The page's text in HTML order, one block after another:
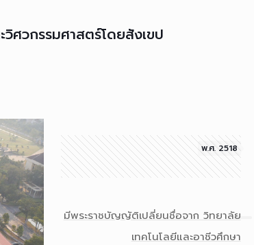
ศวกรรมศาสตร์โดยสังเขป
พ.ศ. 2518
มีพระราชบัญญัติเปลี่ยนชื่อจาก วิทยาลัย
เทคโนโลยีและอาชีวศึกษา